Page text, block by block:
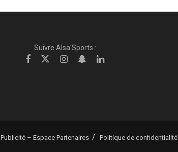
Suivre Alsa'Sports :
Publicité – Espace Partenaires Politique de confidentialité